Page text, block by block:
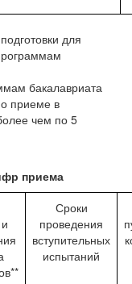
для
бакалавриата
приеме в
чем по 5
приема
Сроки
проведения
вступительных
испытаний